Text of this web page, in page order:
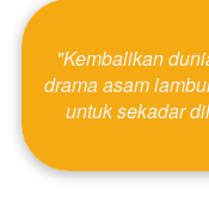
drama asam
untuk sekadar